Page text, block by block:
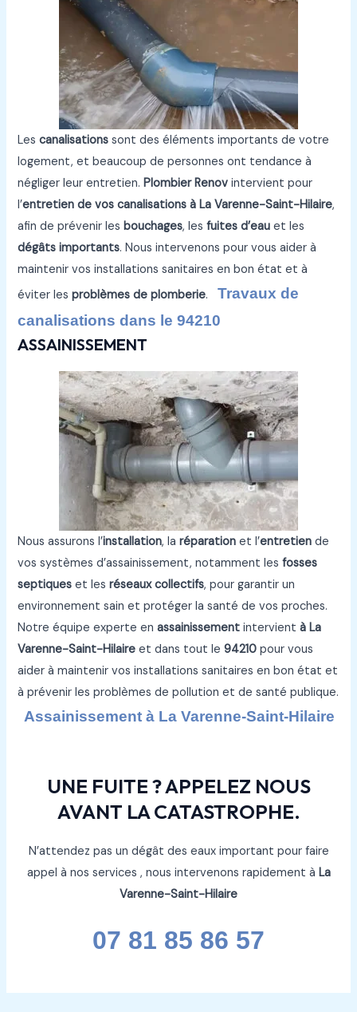
Lescanalisations sont des éléments importants de votre
logement, et beaucoup de personnes ont tendance à
négliger leur entretien.Plombier Renov intervient pour
l’entretien de vos canalisations à La Varenne-Saint-Hilaire,
afin de prévenir lesbouchages, lesfuites d’eau et les
dégâts importants. Nous intervenons pour vous aider à
maintenir vos installations sanitaires en bon état et à
éviter lesproblèmes de plomberie. Travaux de
canalisations dans le 94210
ASSAINISSEMENT
Nous assurons l’installation, laréparation et l’entretien de
vos systèmes d’assainissement, notamment lesfosses
septiques et lesréseaux collectifs, pour garantir un
environnement sain et protéger la santé de vos proches.
Notre équipe experte enassainissement intervientà La
Varenne-Saint-Hilaire et dans tout le94210 pour vous
aider à maintenir vos installations sanitaires en bon état et
à prévenir les problèmes de pollution et de santé publique.
Assainissement à La Varenne-Saint-Hilaire
UNE FUITE ? APPELEZ NOUS
AVANT LA CATASTROPHE.
N’attendez pas un dégât des eaux important pour faire
appel à nos services , nous intervenons rapidement à La
Varenne-Saint-Hilaire
07 81 85 86 57